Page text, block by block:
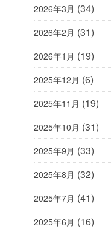
2026年3月 (34)
2026年2月 (31)
2026年1月 (19)
2025年12月 (6)
2025年11月 (19)
2025年10月 (31)
2025年9月 (33)
2025年8月 (32)
2025年7月 (41)
2025年6月 (16)